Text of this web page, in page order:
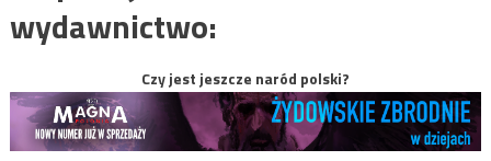
wydawnictwo:
Czy jest jeszcze naród polski?